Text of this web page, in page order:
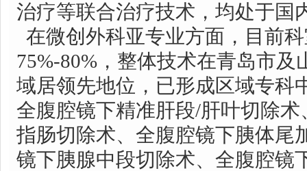
治疗等联合治疗技术，均处于国
在微创外科亚专业方面，目前
75%-80%，整体技术在青岛市及
域居领先地位，已形成区域专科
全腹腔镜下精准肝段/肝叶切除
指肠切除术、全腹腔镜下胰体尾
镜下胰腺中段切除术、全腹腔镜